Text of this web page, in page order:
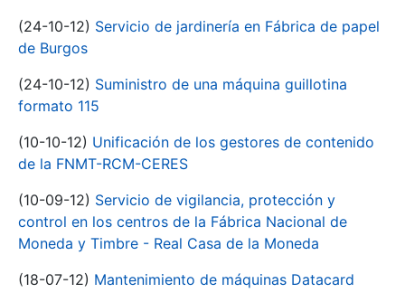
(24-10-12) Servicio de jardinería en Fábrica de papel
de Burgos
(24-10-12) Suministro de una máquina guillotina
formato 115
(10-10-12) Unificación de los gestores de contenido
de la FNMT-RCM-CERES
(10-09-12) Servicio de vigilancia, protección y
control en los centros de la Fábrica Nacional de
Moneda y Timbre - Real Casa de la Moneda
(18-07-12) Mantenimiento de máquinas Datacard